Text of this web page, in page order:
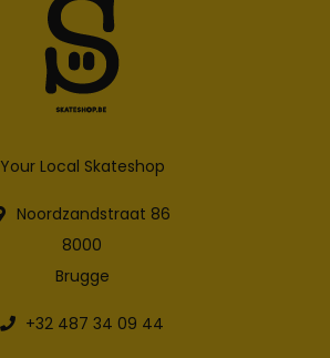
Your Local Skateshop
Noordzandstraat 86
8000
Brugge
+32 487 34 09 44